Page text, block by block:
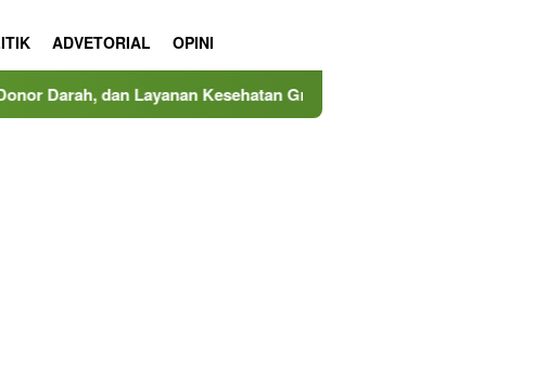
ADVETORIAL OPINI
Kesehatan Gratis MINDucation Kembali Hadir, MIND